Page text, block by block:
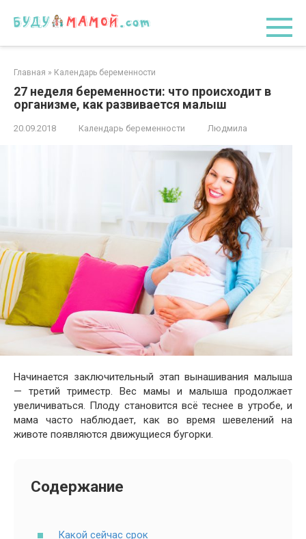
Главная » Календарь беременности
27 неделя беременности: что происходит в
организме, как развивается малыш
20.09.2018 Календарь беременности Людмила
Начинается заключительный этап вынашивания малыша
— третий триместр. Вес мамы и малыша продолжает
увеличиваться. Плоду становится всё теснее в утробе, и
мама часто наблюдает, как во время шевелений на
животе появляются движущиеся бугорки.
Содержание
Какой сейчас срок